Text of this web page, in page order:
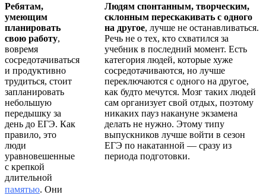
Ребятам,
умеющим
планировать
свою работу,
вовремя
сосредотачиваться
и продуктивно
трудиться, стоит
запланировать
небольшую
передышку за
день до ЕГЭ. Как
правило, это
люди
уравновешенные
с крепкой
длительной
памятью. Они
Людям спонтанным, творческим,
склонным перескакивать с одного
на другое, лучше не останавливаться.
Речь не о тех, кто схватился за
учебник в последний момент. Есть
категория людей, которые хуже
сосредотачиваются, но лучше
переключаются с одного на другое,
как будто мечутся. Мозг таких людей
сам организует свой отдых, поэтому
никаких пауз накануне экзамена
делать не нужно. Этому типу
выпускников лучше войти в сезон
ЕГЭ по накатанной — сразу из
периода подготовки.